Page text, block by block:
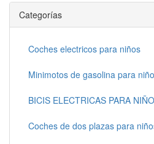
Categorías
Coches electricos para niños
Minimotos de gasolina para
BICIS ELECTRICAS PARA
Coches de dos plazas para